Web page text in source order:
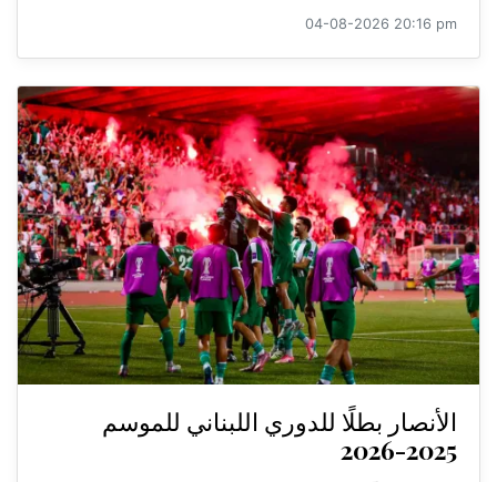
04-08-2026 20:16 pm
الأنصار بطلًا للدوري اللبناني للموسم
2025-2026